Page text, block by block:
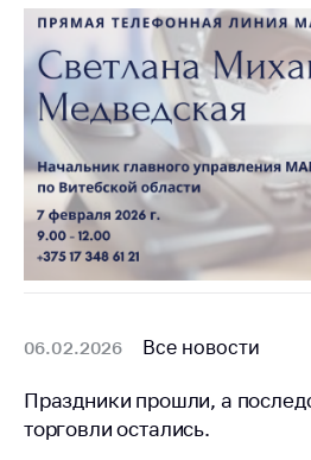
06.02.2026 Все новости
Праздники прошли, а
торговли остались.